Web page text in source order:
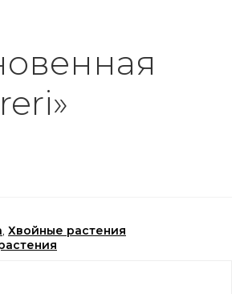
, Хвойные растения